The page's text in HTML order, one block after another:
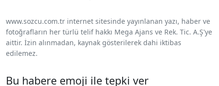
www.sozcu.com.tr internet sitesinde yayınlanan yazı, haber ve
fotoğrafların her türlü telif hakkı Mega Ajans ve Rek. Tic. A.Ş'ye
aittir. İzin alınmadan, kaynak gösterilerek dahi iktibas
edilemez.
Bu habere emoji ile tepki ver